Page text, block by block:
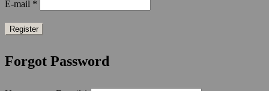
E-mail *
Forgot Password